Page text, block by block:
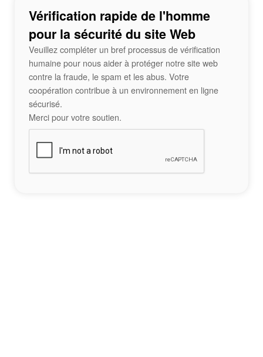
Vérification rapide de l'homme
pour la sécurité du site Web
Veuillez compléter un bref processus de vérification
humaine pour nous aider à protéger notre site web
contre la fraude, le spam et les abus. Votre
coopération contribue à un environnement en ligne
sécurisé.
Merci pour votre soutien.